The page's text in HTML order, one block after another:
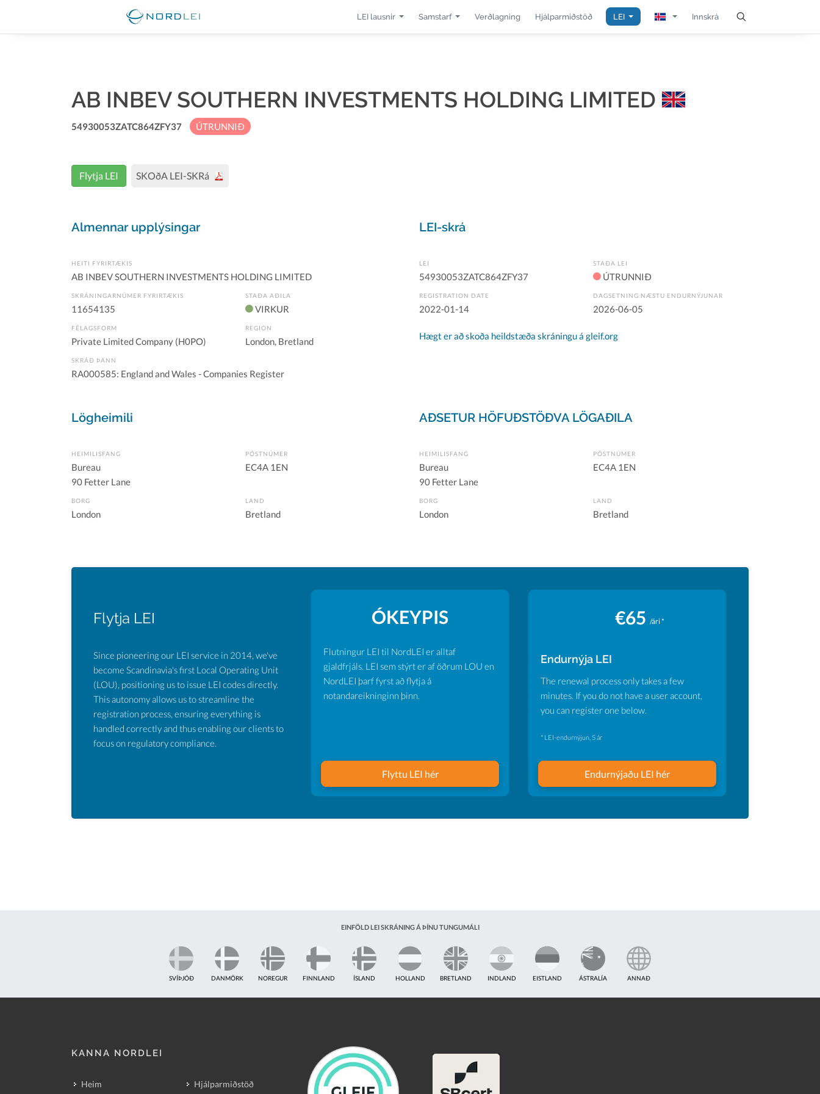
LEI lausnir Samstarf Verðlagning Hjálparmiðstöð LEI Innskrá
AB INBEV SOUTHERN INVESTMENTS HOLDING LIMITED
54930053ZATC864ZFY37 ÚTRUNNIÐ
Flytja LEI SKOðA LEI-SKRá
Almennar upplýsingar
HEITI FYRIRTÆKIS
AB INBEV SOUTHERN INVESTMENTS HOLDING LIMITED
SKRÁNINGARNÚMER FYRIRTÆKIS
11654135
STAÐA AÐILA
VIRKUR
FÉLAGSFORM
Private Limited Company (H0PO)
REGION
London, Bretland
SKRÁÐ ÞANN
RA000585: England and Wales - Companies Register
LEI-skrá
LEI
54930053ZATC864ZFY37
STAÐA LEI
ÚTRUNNIÐ
REGISTRATION DATE
2022-01-14
DAGSETNING NÆSTU ENDURNÝJUNAR
2026-06-05
Hægt er að skoða heildstæða skráningu á gleif.org
Lögheimili
HEIMILISFANG
Bureau
90 Fetter Lane
PÓSTNÚMER
EC4A 1EN
BORG
London
LAND
Bretland
AÐSETUR HÖFUÐSTÖÐVA LÖGAÐILA
HEIMILISFANG
Bureau
90 Fetter Lane
PÓSTNÚMER
EC4A 1EN
BORG
London
LAND
Bretland
Flytja LEI
Since pioneering our LEI service in 2014, we've
become Scandinavia's first Local Operating Unit
(LOU), positioning us to issue LEI codes directly.
This autonomy allows us to streamline the
registration process, ensuring everything is
handled correctly and thus enabling our clients to
focus on regulatory compliance.
ÓKEYPIS
Flutningur LEI til NordLEI er alltaf
gjaldfrjáls. LEI sem stýrt er af öðrum LOU en
NordLEI þarf fyrst að flytja á
notandareikninginn þinn.
Flyttu LEI hér
€65 /ári *
Endurnýja LEI
The renewal process only takes a few
minutes. If you do not have a user account,
you can register one below.
* LEI-endurnýjun, 5 ár
Endurnýjaðu LEI hér
EINFÖLD LEI SKRÁNING Á ÞÍNU TUNGUMÁLI
SVÍÞJÓÐ DANMÖRK NOREGUR FINNLAND ÍSLAND HOLLAND BRETLAND INDLAND EISTLAND ÁSTRALÍA ANNAÐ
KANNA NORDLEI
Heim Hjálparmiðstöð